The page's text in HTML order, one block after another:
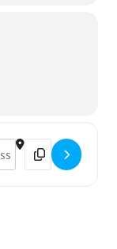
à Stavelot (Belgique)
Destination